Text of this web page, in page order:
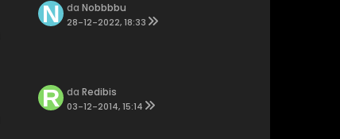
da Nobbbbu
28-12-2022, 18:33
da Redibis
03-12-2014, 15:14